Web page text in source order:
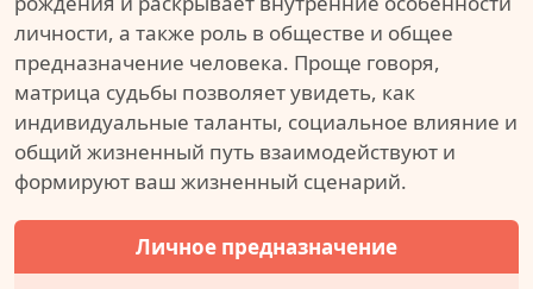
личности, а также роль в обществе и общее
предназначение человека. Проще говоря,
матрица судьбы позволяет увидеть, как
индивидуальные таланты, социальное влияние и
общий жизненный путь взаимодействуют и
формируют ваш жизненный сценарий.
Личное предназначение